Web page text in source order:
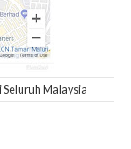
Malaysia